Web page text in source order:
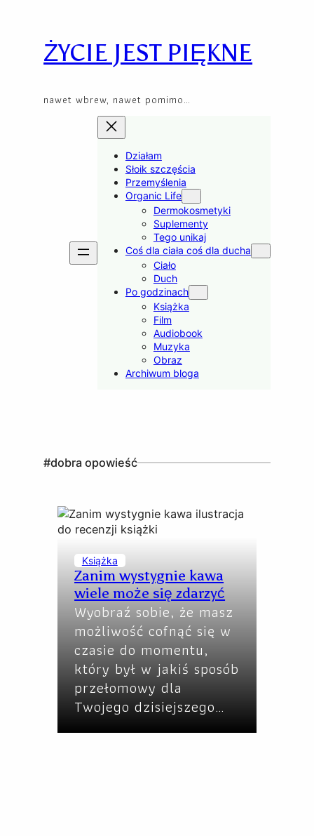
contentŻYCIE JEST PIĘKNE
nawet wbrew, nawet pomimo…
Działam
Słoik szczęścia
Przemyślenia
Organic Life
Dermokosmetyki
Suplementy
Tego unikaj
Coś dla ciała coś dla ducha
Ciało
Duch
Po godzinach
Książka
Film
Audiobook
Muzyka
Obraz
Archiwum bloga
#dobra opowieść
Książka
Zanim wystygnie kawa
wiele może się zdarzyć
Wyobraź sobie, że masz
możliwość cofnąć się w
czasie do momentu,
który był w jakiś sposób
przełomowy dla
Twojego dzisiejszego…